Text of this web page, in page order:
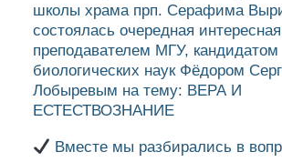
школы храма прп. Серафима
состоялась очередная
преподавателем МГУ, кандидатом
биологических наук Фёдором
Лобыревым на тему: ВЕРА И
ЕСТЕСТВОЗНАНИЕ
Вместе мы разбирались в